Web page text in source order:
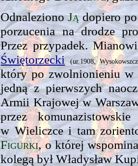
OdnalezionoJądopiero
porzucenia na drodze
Przez przypadek.
Świętorzecki
(ur.1908,
który po zwolnionieniu w
jedną z pierwszych
Armii Krajowej w
przez
w Wieliczce i tam
Figurki, o której
kolegą był Władysław